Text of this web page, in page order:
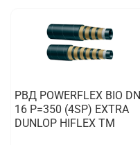
РВД POWERFLEX BIO DN
16 P=350 (4SP) EXTRA
DUNLOP HIFLEX TM